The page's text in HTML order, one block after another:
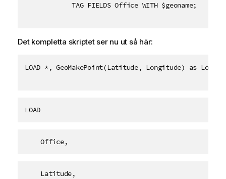
TAG FIELDS Office WITH $geoname;
Det kompletta skriptet ser nu ut så här:
LOAD *, GeoMakePoint(Latitude, Longitude) as
LOAD
    Office,
    Latitude,